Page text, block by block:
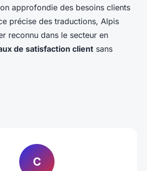
approfondie des besoins clients
précise des traductions, Alpis
reconnu dans le secteur en
de satisfaction client sans
C